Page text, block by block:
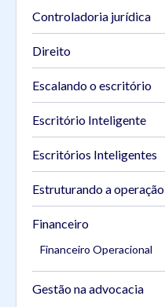
Controladoria jurídica
Direito
Escalando o escritório
Escritório Inteligente
Escritórios Inteligentes
Estruturando a operação
Financeiro
Financeiro Operacional
Gestão na advocacia